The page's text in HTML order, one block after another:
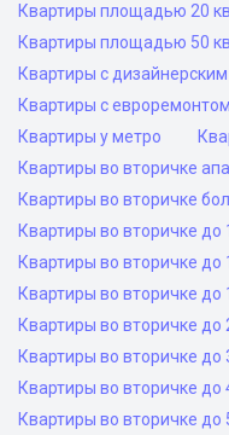
Квартиры площадью 20
Квартиры площадью 50
Квартиры с
Квартиры с евроремонтом
Квартиры у метро
Квартиры во вторичке
Квартиры во вторичке
Квартиры во вторичке до
Квартиры во вторичке до
Квартиры во вторичке до
Квартиры во вторичке до
Квартиры во вторичке до
Квартиры во вторичке до
Квартиры во вторичке до